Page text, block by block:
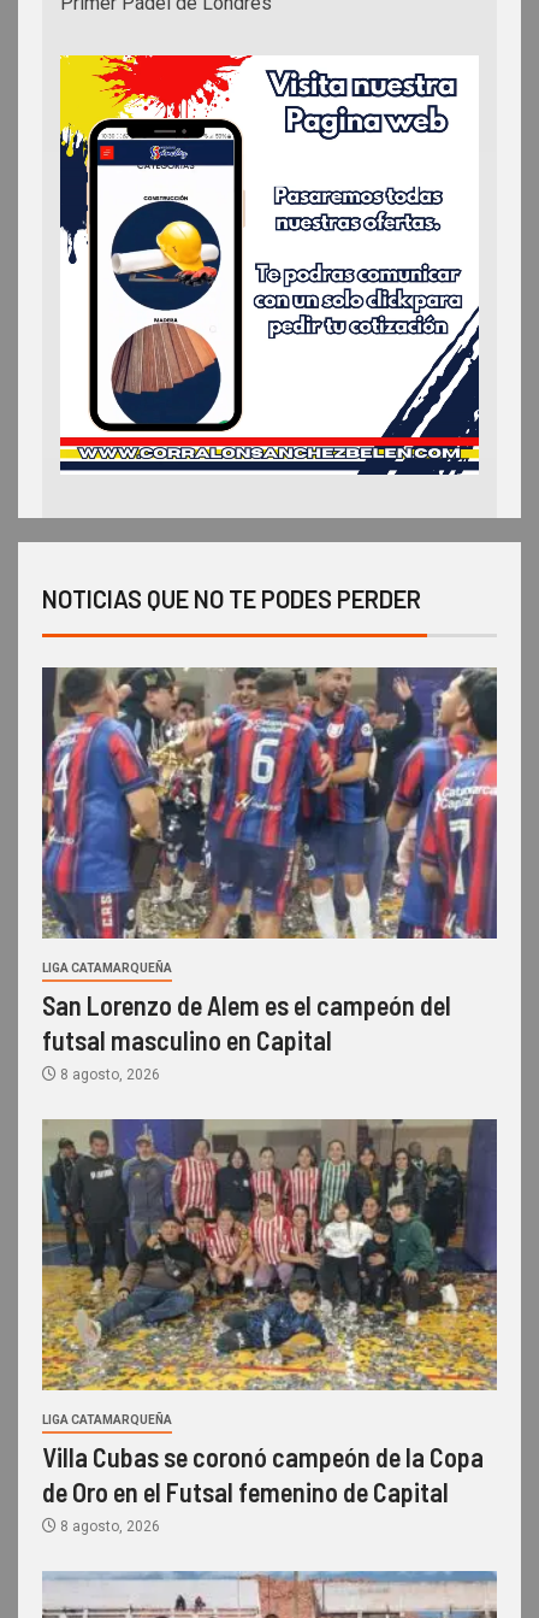
NOTICIAS QUE NO TE PODES PERDER
LIGA CATAMARQUEÑA
San Lorenzo de Alem es el campeón del
futsal masculino en Capital
8 agosto, 2026
LIGA CATAMARQUEÑA
Villa Cubas se coronó campeón de la Copa
de Oro en el Futsal femenino de Capital
8 agosto, 2026